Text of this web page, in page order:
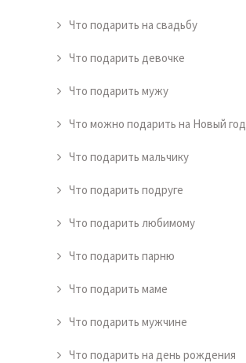
Что подарить на свадьбу
Что подарить девочке
Что подарить мужу
Что можно подарить на Новый год
Что подарить мальчику
Что подарить подруге
Что подарить любимому
Что подарить парню
Что подарить маме
Что подарить мужчине
Что подарить на день рождения